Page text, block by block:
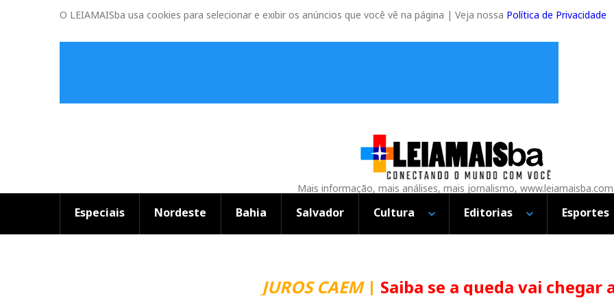
O LEIAMAISba usa cookies para selecionar e exibir os anúncios que você vê na página | Veja nossa Política de Privacidade
Mais informação, mais análises, mais jornalismo,
Especiais Nordeste Bahia Salvador Cultura Editorias Esportes
JUROS CAEM|Saiba se a queda vai chegar ao